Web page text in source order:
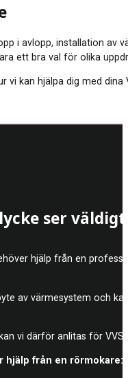
i avlopp, installation av
ett bra val för olika
vi kan hjälpa dig med
ser
hjälp från en
av värmesystem och
vi därför anlitas för
hjälp från en rörmokare: